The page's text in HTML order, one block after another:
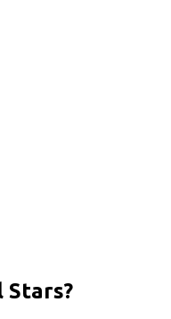
Stars?